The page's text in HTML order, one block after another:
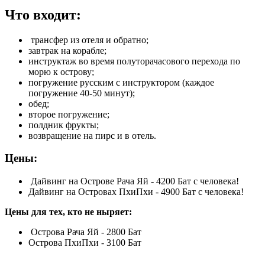
Что входит:
трансфер из отеля и обратно;
завтрак на корабле;
инструктаж во время полуторачасового перехода по
морю к острову;
погружение русским с инструктором (каждое
погружение 40-50 минут);
обед;
второе погружение;
полдник фрукты;
возвращение на пирс и в отель.
Цены:
Дайвинг на Острове Рача Яй - 4200 Бат с человека!
Дайвинг на Островах ПхиПхи - 4900 Бат с человека!
Цены для тех, кто не ныряет:
Острова Рача Яй - 2800 Бат
Острова ПхиПхи - 3100 Бат